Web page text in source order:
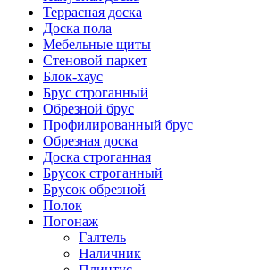
Террасная доска
Доска пола
Мебельные щиты
Стеновой паркет
Блок-хаус
Брус строганный
Обрезной брус
Профилированный брус
Обрезная доска
Доска строганная
Брусок строганный
Брусок обрезной
Полок
Погонаж
Галтель
Наличник